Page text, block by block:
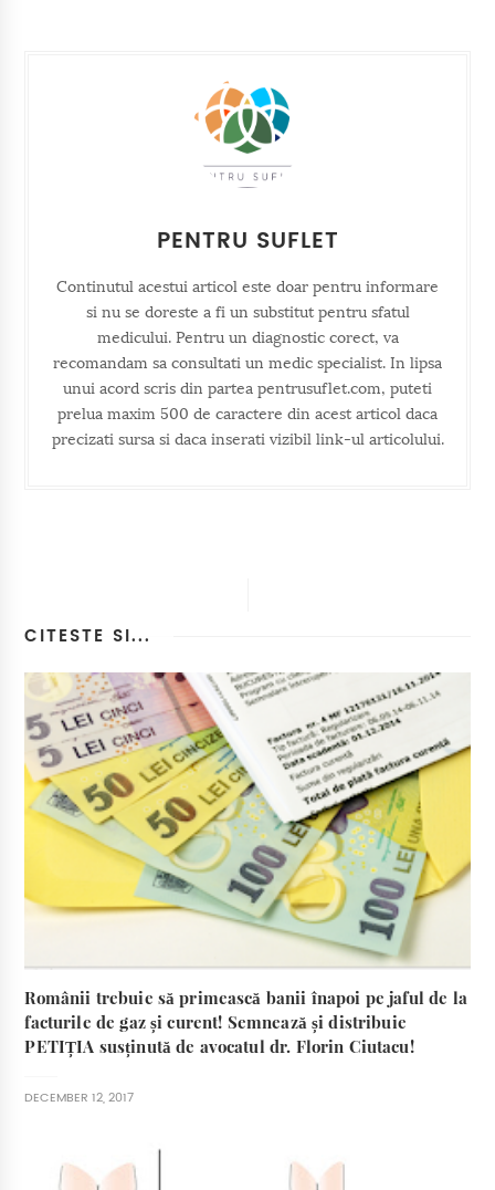
PENTRU SUFLET
Continutul acestui articol este doar pentru informare
si nu se doreste a fi un substitut pentru sfatul
medicului. Pentru un diagnostic corect, va
recomandam sa consultati un medic specialist. In lipsa
unui acord scris din partea pentrusuflet.com, puteti
prelua maxim 500 de caractere din acest articol daca
precizati sursa si daca inserati vizibil link-ul articolului.
CITESTE SI...
Românii trebuie să primească banii înapoi pe jaful de la
facturile de gaz și curent! Semnează și distribuie
PETIȚIA susținută de avocatul dr. Florin Ciutacu!
DECEMBER 12, 2017